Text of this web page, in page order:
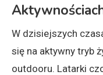
W dzisiejszych
się na aktywny tryb
outdooru. Latarki